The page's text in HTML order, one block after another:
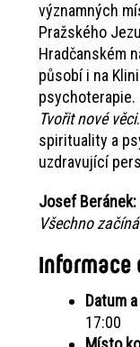
významných
Pražského
Hradčanském
působí i na
Tvořit nové věci
spirituality a
uzdravující
Josef Beránek:
Všechno
Informace
Datum
17:00